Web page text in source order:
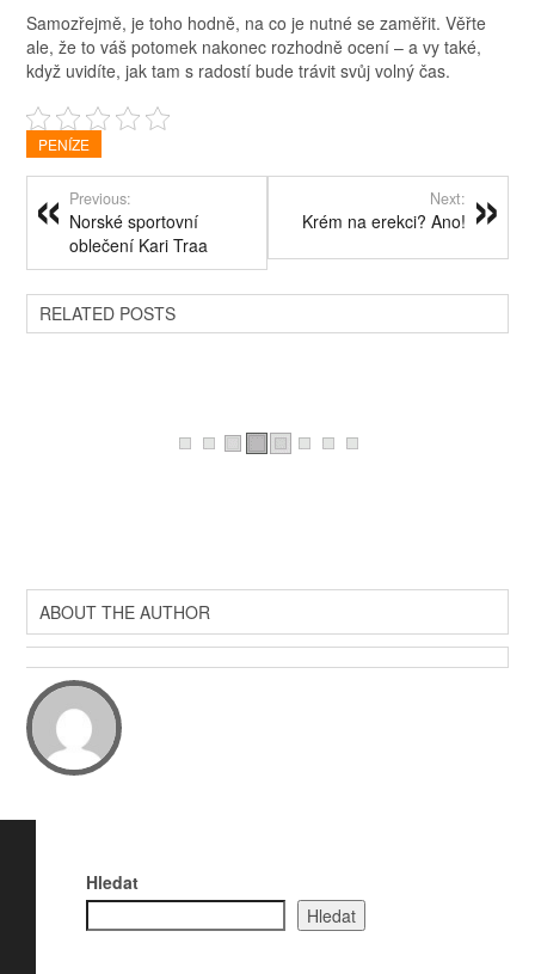
Samozřejmě, je toho hodně, na co je nutné se zaměřit. Věřte
ale, že to váš potomek nakonec rozhodně ocení – a vy také,
když uvidíte, jak tam s radostí bude trávit svůj volný čas.
PENÍZE
Previous:
Norské sportovní
oblečení Kari Traa
Next:
Krém na erekci? Ano!
RELATED POSTS
ABOUT THE AUTHOR
Hledat
Hledat